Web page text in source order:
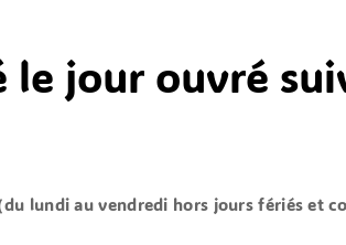
le jour ouvré
lundi au vendredi hors jours fériés et